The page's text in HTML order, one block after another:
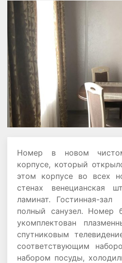
Номер в новом
корпусе, который
этом корпусе во всех
стенах венецианская
ламинат. Гостинная-
полный санузел. Номер
укомплектован
спутниковым
соответствующим
набором посуды,